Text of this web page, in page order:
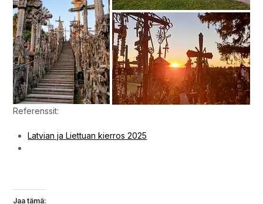
Referenssit:
Latvian ja Liettuan kierros 2025
Jaa tämä: